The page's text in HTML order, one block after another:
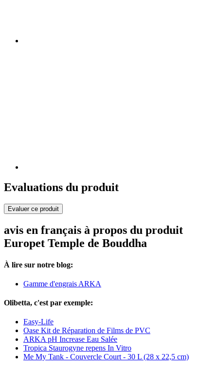
Evaluations du produit
Evaluer ce produit
avis en français à propos du produit
Europet Temple de Bouddha
À lire sur notre blog:
Gamme d'engrais ARKA
Olibetta, c'est par exemple:
Easy-Life
Oase Kit de Réparation de Films de PVC
ARKA pH Increase Eau Salée
Tropica Staurogyne repens In Vitro
Me My Tank - Couvercle Court - 30 L (28 x 22,5 cm)